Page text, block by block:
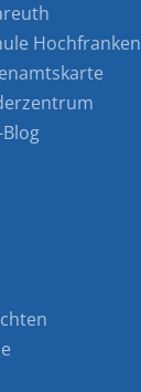
Hochfranken